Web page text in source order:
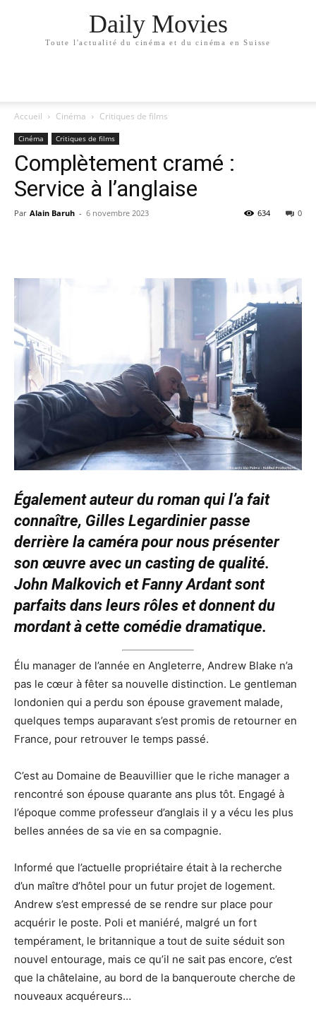
Daily Movies
Toute l'actualité du cinéma et du cinéma en Suisse
Accueil Cinéma Critiques de films
Cinéma Critiques de films
Complètement cramé :
Service à l’anglaise
Par Alain Baruh - 6 novembre 2023 0
634
Également auteur du roman qui l’a fait
connaître, Gilles Legardinier passe
derrière la caméra pour nous présenter
son œuvre avec un casting de qualité.
John Malkovich et Fanny Ardant sont
parfaits dans leurs rôles et donnent du
mordant à cette comédie dramatique.
Élu manager de l’année en Angleterre, Andrew Blake n’a
pas le cœur à fêter sa nouvelle distinction. Le gentleman
londonien qui a perdu son épouse gravement malade,
quelques temps auparavant s’est promis de retourner en
France, pour retrouver le temps passé.
C’est au Domaine de Beauvillier que le riche manager a
rencontré son épouse quarante ans plus tôt. Engagé à
l’époque comme professeur d’anglais il y a vécu les plus
belles années de sa vie en sa compagnie.
Informé que l’actuelle propriétaire était à la recherche
d’un maître d’hôtel pour un futur projet de logement.
Andrew s’est empressé de se rendre sur place pour
acquérir le poste. Poli et maniéré, malgré un fort
tempérament, le britannique a tout de suite séduit son
nouvel entourage, mais ce qu’il ne sait pas encore, c’est
que la châtelaine, au bord de la banqueroute cherche de
nouveaux acquéreurs…